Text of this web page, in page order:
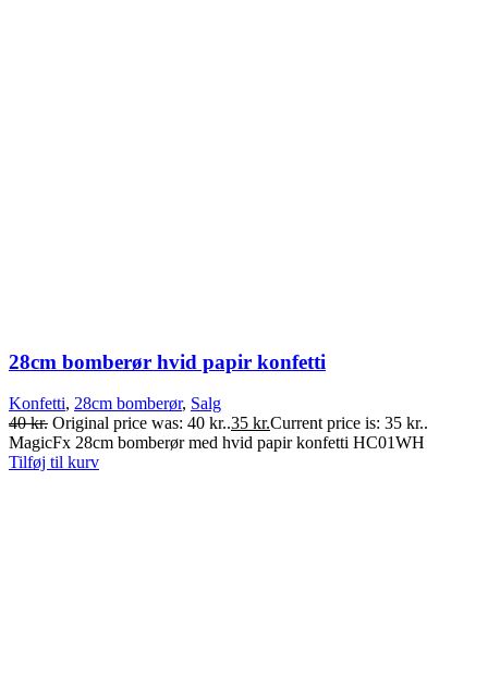
28cm bomberør hvid papir konfetti
Konfetti, 28cm bomberør, Salg
40kr. Original price was: 40 kr..35 kr.Current price is: 35 kr..
MagicFx 28cm bomberør med hvid papir konfetti HC01WH
Tilføj til kurv